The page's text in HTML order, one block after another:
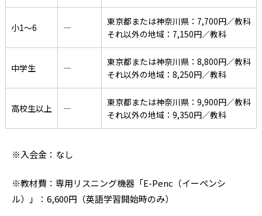
小1〜6 ―
東京都または神奈川県：7,700円／教科
それ以外の地域：7,150円／教科
中学生 ―
東京都または神奈川県：8,800円／教科
それ以外の地域：8,250円／教科
高校生以上 ―
東京都または神奈川県：9,900円／教科
それ以外の地域：9,350円／教科
※入会金：なし
※教材費：専用リスニング機器「E-Penc（イーペンシ
ル）」：6,600円（英語学習開始時のみ）